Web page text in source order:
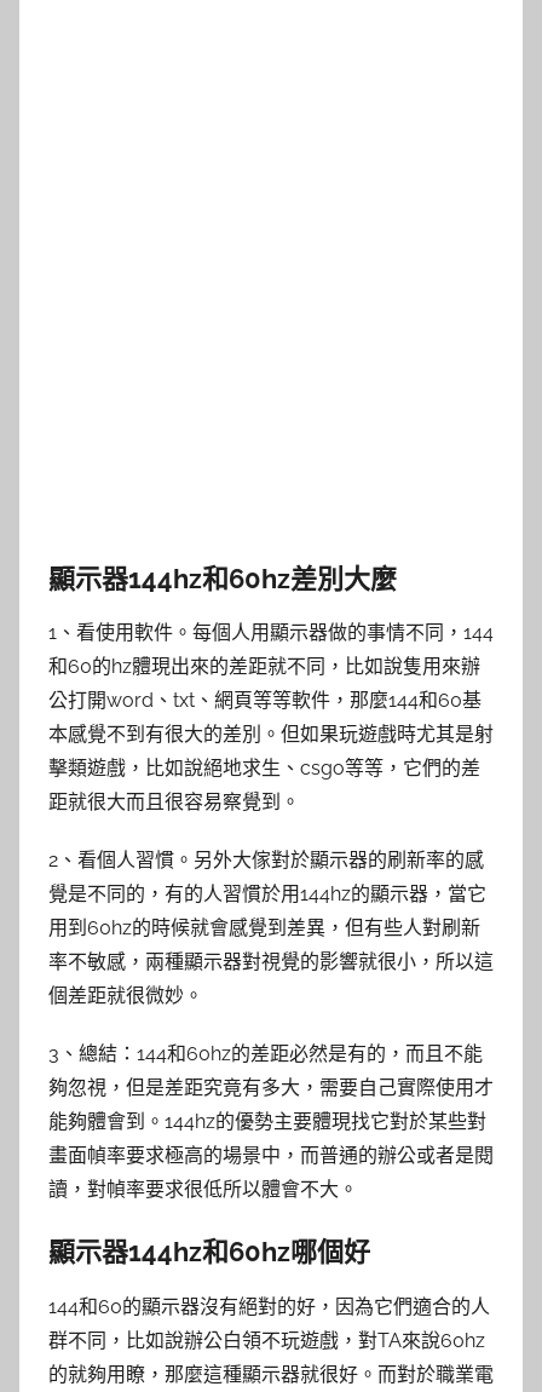
顯示器144hz和60hz差別大麼
1、看使用軟件。每個人用顯示器做的事情不同，144
和60的hz體現出來的差距就不同，比如說隻用來辦
公打開word、txt、網頁等等軟件，那麼144和60基
本感覺不到有很大的差別。但如果玩遊戲時尤其是射
擊類遊戲，比如說絕地求生、csgo等等，它們的差
距就很大而且很容易察覺到。
2、看個人習慣。另外大傢對於顯示器的刷新率的感
覺是不同的，有的人習慣於用144hz的顯示器，當它
用到60hz的時候就會感覺到差異，但有些人對刷新
率不敏感，兩種顯示器對視覺的影響就很小，所以這
個差距就很微妙。
3、總結：144和60hz的差距必然是有的，而且不能
夠忽視，但是差距究竟有多大，需要自己實際使用才
能夠體會到。144hz的優勢主要體現找它對於某些對
畫面幀率要求極高的場景中，而普通的辦公或者是閱
讀，對幀率要求很低所以體會不大。
顯示器144hz和60hz哪個好
144和60的顯示器沒有絕對的好，因為它們適合的人
群不同，比如說辦公白領不玩遊戲，對TA來說60hz
的就夠用瞭，那麼這種顯示器就很好。而對於職業電